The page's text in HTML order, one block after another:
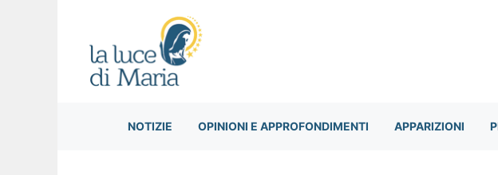
NOTIZIE OPINIONI E APPROFONDIMENTI APPARIZIONI